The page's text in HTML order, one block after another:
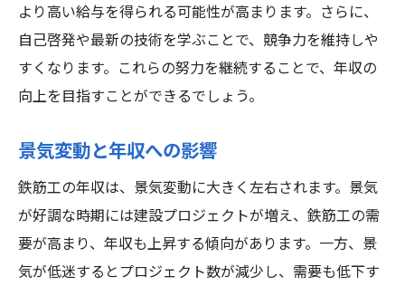
より高い給与を得られる可能性が高まります。さらに、
自己啓発や最新の技術を学ぶことで、競争力を維持しや
すくなります。これらの努力を継続することで、年収の
向上を目指すことができるでしょう。
景気変動と年収への影響
鉄筋工の年収は、景気変動に大きく左右されます。景気
が好調な時期には建設プロジェクトが増え、鉄筋工の需
要が高まり、年収も上昇する傾向があります。一方、景
気が低迷するとプロジェクト数が減少し、需要も低下す